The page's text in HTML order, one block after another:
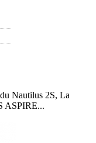
Nautilus 2S, La
ASPIRE...